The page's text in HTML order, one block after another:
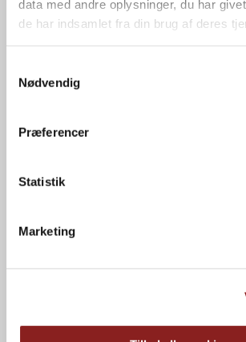
data med andre oplysninger, du har
de har indsamlet fra din brug af deres
Nødvendig
Præferencer
Statistik
Marketing
NAVIGATION
Forbrugere
Professionelle
Brands
Kvalitet
Om os
INFORMATION
Cookiepolitik
Kataloger